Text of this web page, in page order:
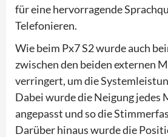
für eine hervorragende
Telefonieren.
Wie beim Px7 S2 wurde auch
zwischen den beiden externen
verringert, um die
Dabei wurde die Neigung jedes
angepasst und so die
Darüber hinaus wurde die